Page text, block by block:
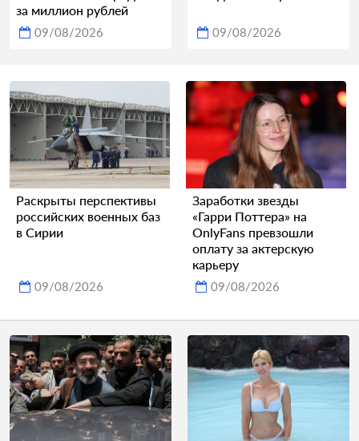
за миллион рублей
09/08/2026 09/08/2026
Раскрыты перспективы
российских военных баз
в Сирии
09/08/2026
Заработки звезды
«Гарри Поттера» на
OnlyFans превзошли
оплату за актерскую
карьеру
09/08/2026